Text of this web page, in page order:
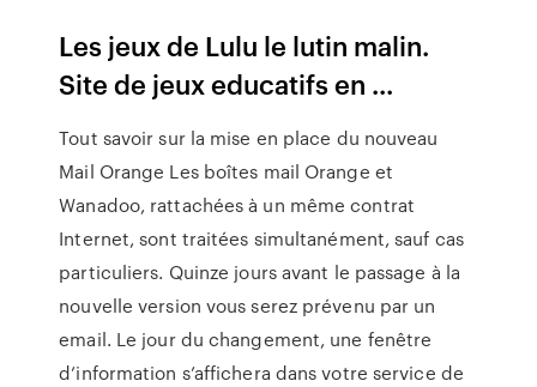
Les jeux de Lulu le lutin malin.
Site de jeux educatifs en ...
Tout savoir sur la mise en place du nouveau
Mail Orange Les boîtes mail Orange et
Wanadoo, rattachées à un même contrat
Internet, sont traitées simultanément, sauf cas
particuliers. Quinze jours avant le passage à la
nouvelle version vous serez prévenu par un
email. Le jour du changement, une fenêtre
d’information s’affichera dans votre service de